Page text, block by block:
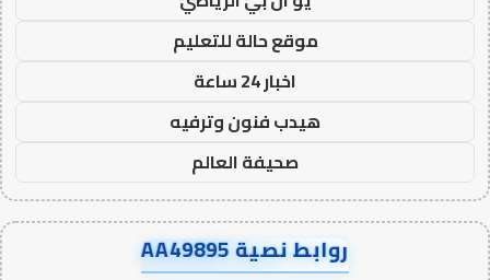
موقع حالة للتعليم
اخبار 24 ساعة
هيدب فنون وترفيه
صحيفة العالم
روابط نصية AA49895